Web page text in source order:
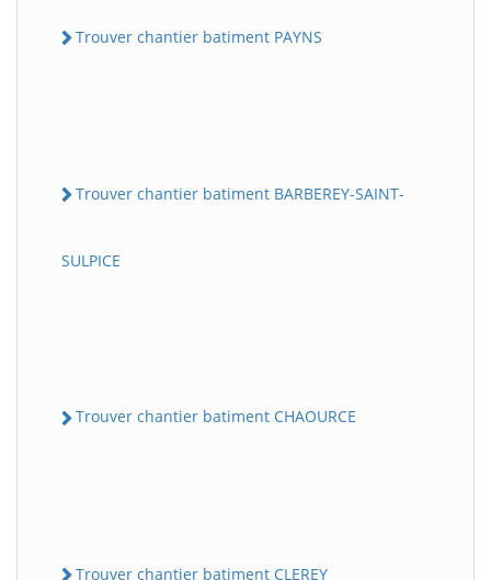
Trouver chantier batiment PAYNS
Trouver chantier batiment BARBEREY-SAINT-
SULPICE
Trouver chantier batiment CHAOURCE
Trouver chantier batiment CLEREY